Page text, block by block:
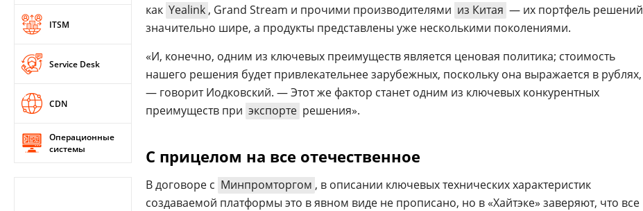
ITSM
Service Desk
CDN
Операционные
системы
как Yealink , Grand Stream и прочими производителями из Китая — их портфель решений
значительно шире, а продукты представлены уже несколькими поколениями.
«И, конечно, одним из ключевых преимуществ является ценовая политика; стоимость
нашего решения будет привлекательнее зарубежных, поскольку она выражается в рублях,
— говорит Иодковский. — Этот же фактор станет одним из ключевых конкурентных
преимуществ при экспорте решения».
С прицелом на все отечественное
В договоре с Минпромторгом , в описании ключевых технических характеристик
создаваемой платформы это в явном виде не прописано, но в «Хайтэке» заверяют, что все